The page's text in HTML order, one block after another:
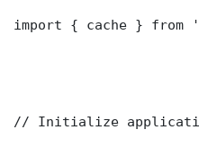
import { cache } from
// Initialize